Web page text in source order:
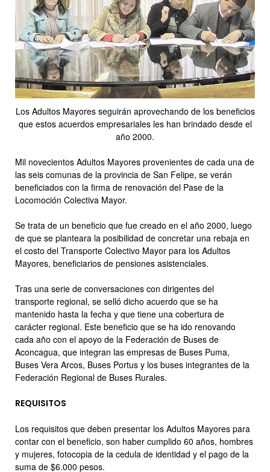
Los Adultos Mayores seguirán aprovechando de los beneficios
que estos acuerdos empresariales les han brindado desde el
año 2000.
Mil novecientos Adultos Mayores provenientes de cada una de
las seis comunas de la provincia de San Felipe, se verán
beneficiados con la firma de renovación del Pase de la
Locomoción Colectiva Mayor.
Se trata de un beneficio que fue creado en el año 2000, luego
de que se planteara la posibilidad de concretar una rebaja en
el costo del Transporte Colectivo Mayor para los Adultos
Mayores, beneficiarios de pensiones asistenciales.
Tras una serie de conversaciones con dirigentes del
transporte regional, se selló dicho acuerdo que se ha
mantenido hasta la fecha y que tiene una cobertura de
carácter regional. Este beneficio que se ha ido renovando
cada año con el apoyo de la Federación de Buses de
Aconcagua, que integran las empresas de Buses Puma,
Buses Vera Arcos, Buses Portus y los buses integrantes de la
Federación Regional de Buses Rurales.
REQUISITOS
Los requisitos que deben presentar los Adultos Mayores para
contar con el beneficio, son haber cumplido 60 años, hombres
y mujeres, fotocopia de la cedula de identidad y el pago de la
suma de $6.000 pesos.